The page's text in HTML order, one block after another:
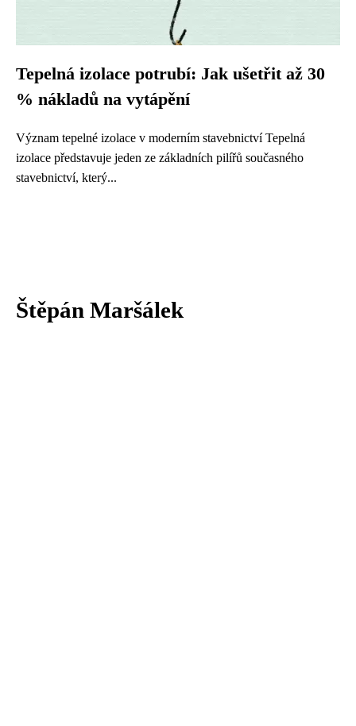
Tepelná izolace potrubí: Jak ušetřit až 30
% nákladů na vytápění
Význam tepelné izolace v moderním stavebnictví Tepelná
izolace představuje jeden ze základních pilířů současného
stavebnictví, který...
Štěpán Maršálek